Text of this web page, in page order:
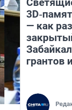
— как
грантов